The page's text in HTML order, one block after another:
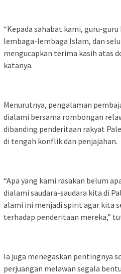
“Kepada sahabat kami, guru-
lembaga-lembaga Islam, dan
mengucapkan terima kasih atas
katanya.
Menurutnya, pengalaman
dialami bersama rombongan
dibanding penderitaan rakyat
di tengah konflik dan penjajahan.
“Apa yang kami rasakan belum
dialami saudara-saudara kita di
alami ini menjadi spirit agar kita
terhadap penderitaan mereka,”
Ia juga menegaskan pentingnya
perjuangan melawan segala